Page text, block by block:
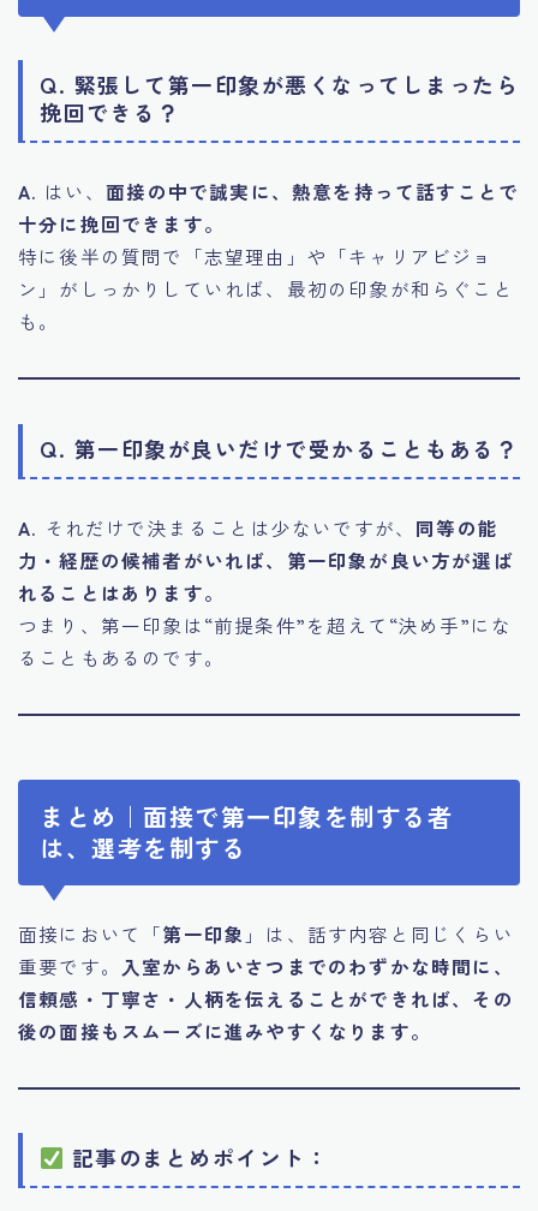
Q. 緊張して第一印象が悪くなってしまったら
挽回できる？
A. はい、面接の中で誠実に、熱意を持って話すことで
十分に挽回できます。
特に後半の質問で「志望理由」や「キャリアビジョ
ン」がしっかりしていれば、最初の印象が和らぐこと
も。
Q. 第一印象が良いだけで受かることもある？
A. それだけで決まることは少ないですが、 同等の能
力・経歴の候補者がいれば、第一印象が良い方が選ば
れることはあります。
つまり、第一印象は“前提条件”を超えて“決め手”にな
ることもあるのです。
まとめ｜面接で第一印象を制する者
は、選考を制する
面接において「第一印象 」は、話す内容と同じくらい
重要です。 入室からあいさつまでのわずかな時間に、
信頼感・丁寧さ・人柄を伝えることができれば、その
後の面接もスムーズに進みやすくなります。
記事のまとめポイント：